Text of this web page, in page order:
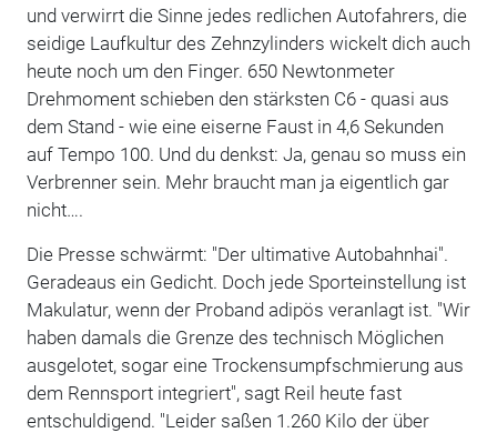
und verwirrt die Sinne jedes redlichen Autofahrers, die
seidige Laufkultur des Zehnzylinders wickelt dich auch
heute noch um den Finger. 650 Newtonmeter
Drehmoment schieben den stärksten C6 - quasi aus
dem Stand - wie eine eiserne Faust in 4,6 Sekunden
auf Tempo 100. Und du denkst: Ja, genau so muss ein
Verbrenner sein. Mehr braucht man ja eigentlich gar
nicht….
Die Presse schwärmt: "Der ultimative Autobahnhai".
Geradeaus ein Gedicht. Doch jede Sporteinstellung ist
Makulatur, wenn der Proband adipös veranlagt ist. "Wir
haben damals die Grenze des technisch Möglichen
ausgelotet, sogar eine Trockensumpfschmierung aus
dem Rennsport integriert", sagt Reil heute fast
entschuldigend. "Leider saßen 1.260 Kilo der über